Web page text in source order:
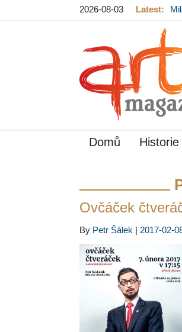
2026-08-03 Latest:
Domů
Ovčáček
By Petr Šálek | 2017-02-